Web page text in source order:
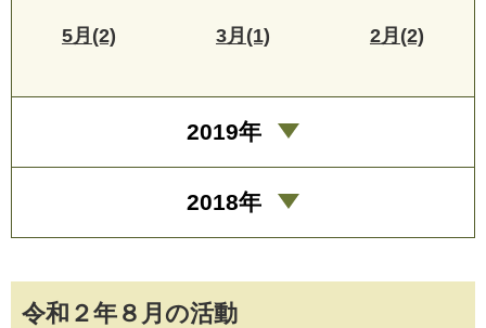
令和２年８月の活動
5月(2) 3月(1) 2月(2)
2019年
2018年